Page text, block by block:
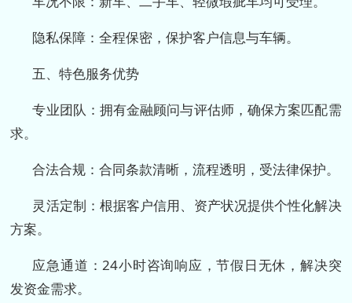
隐私保障：全程保密，保护客户信息与车辆。
五、特色服务优势
专业团队：拥有金融顾问与评估师，确保方案匹配需
求。
合法合规：合同条款清晰，流程透明，受法律保护。
灵活定制：根据客户信用、资产状况提供个性化解决
方案。
应急通道：24小时咨询响应，节假日无休，解决突
发资金需求。